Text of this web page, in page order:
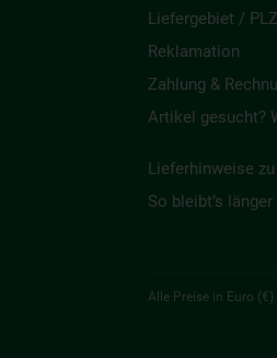
Liefergebiet /
Reklamation
Zahlung &
Artikel gesucht?
Lieferhinweise
So bleibt’s
Alle Preise in Euro